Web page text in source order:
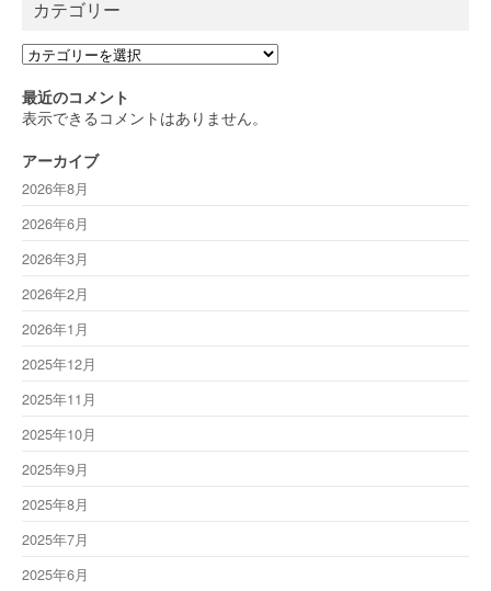
カテゴリー
カ
ゴ
リ
最近のコメント
表示できるコメントはありません。
アーカイブ
2026年8月
2026年6月
2026年3月
2026年2月
2026年1月
2025年12月
2025年11月
2025年10月
2025年9月
2025年8月
2025年7月
2025年6月